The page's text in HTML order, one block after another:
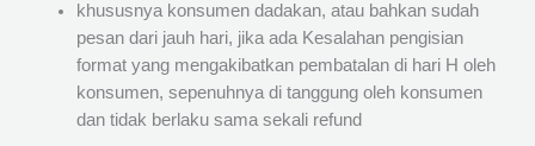
khususnya konsumen dadakan, atau bahkan sudah
pesan dari jauh hari, jika ada Kesalahan pengisian
format yang mengakibatkan pembatalan di hari H oleh
konsumen, sepenuhnya di tanggung oleh konsumen
dan tidak berlaku sama sekali refund